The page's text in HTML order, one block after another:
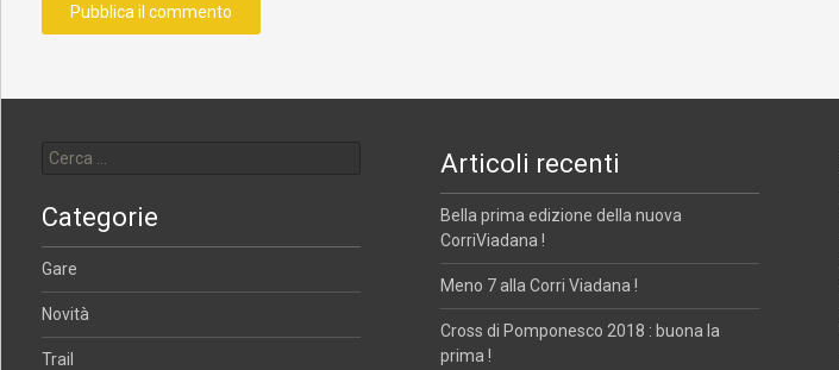
Articoli recenti
Bella prima edizione della nuova
CorriViadana !
Meno 7 alla Corri Viadana !
Cross di Pomponesco 2018 : buona la
prima !
Categorie
Gare
Novità
Trail